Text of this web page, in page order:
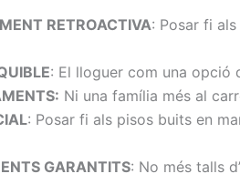
RETROACTIVA: Posar fi
: El lloguer com una opció
Ni una família més al
: Posar fi als pisos buits en
GARANTITS: No més talls